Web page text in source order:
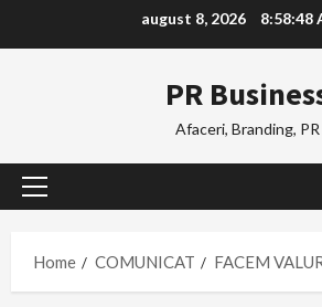
august 8, 2026 8:58:49
PR
Afaceri, Branding, PR
Primary
Home
COMUNICAT FACEM